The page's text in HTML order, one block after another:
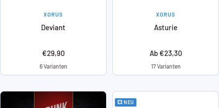
XORUS
Deviant
Angebotspreis
€29,90
6 Varianten
XORUS
Asturie
Angebotspreis
Ab €23,30
17 Varianten
💥 NEU